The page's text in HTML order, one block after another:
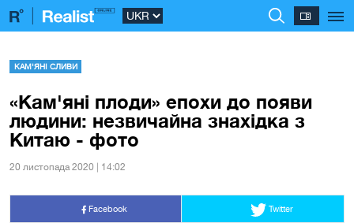
КАМ'ЯНІ СЛИВИ
«Кам'яні плоди» епохи до появи
людини: незвичайна знахідка з
Китаю - фото
20 листопада 2020 | 14:02
Facebook Twitter